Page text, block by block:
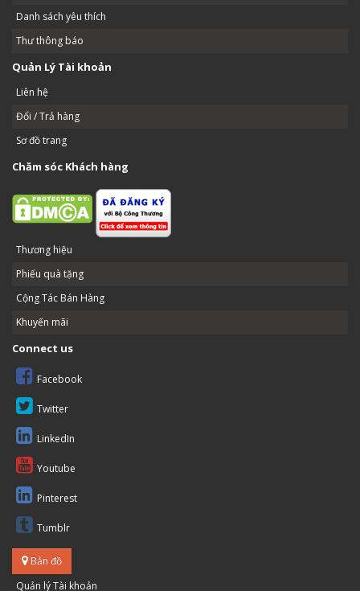
Danh sách yêu thích
Thư thông báo
Quản Lý Tài khoản
Liên hệ
Đổi / Trả hàng
Sơ đồ trang
Chăm sóc Khách hàng
Thương hiệu
Phiếu quà tặng
Cộng Tác Bán Hàng
Khuyến mãi
Connect us
Facebook
Twitter
LinkedIn
Youtube
Pinterest
Tumblr
Bản đồ
Quản lý Tài khoản